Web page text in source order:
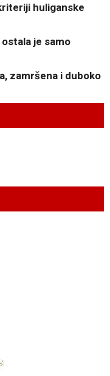
huliganske
ostala je samo
zamršena i duboko